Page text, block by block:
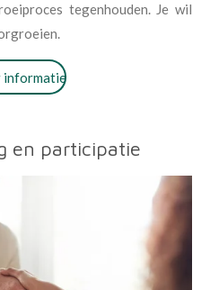
tegenhouden. Je wil
informatie
en participatie